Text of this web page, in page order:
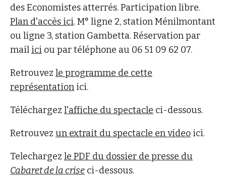
des Economistes atterrés. Participation libre.
Plan d'accès ici. M° ligne 2, station Ménilmontant
ou ligne 3, station Gambetta. Réservation par
mail ici ou par téléphone au 06 51 09 62 07.
Retrouvez le programme de cette
représentation ici.
Téléchargez l'affiche du spectacle ci-dessous.
Retrouvez un extrait du spectacle en video ici.
Telechargez le PDF du dossier de presse du
Cabaret de la crise ci-dessous.